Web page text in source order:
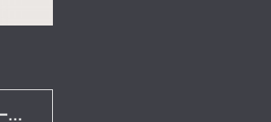
シンガーズハイのチケット、ライブ・コンサート、配信情報 - イープラス